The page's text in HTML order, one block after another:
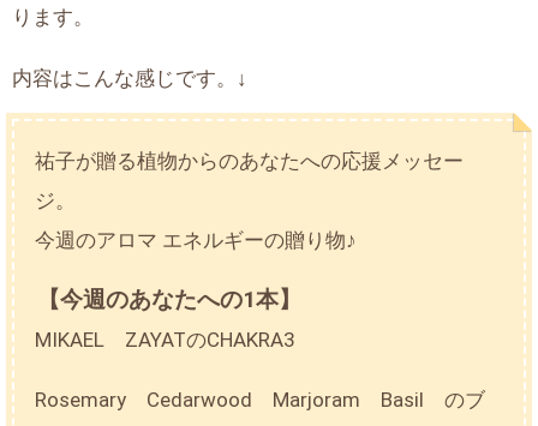
ります。
内容はこんな感じです。↓
祐子が贈る植物からのあなたへの応援メッセー
ジ。
今週のアロマ エネルギーの贈り物♪
【今週のあなたへの1本】
MIKAEL ZAYATのCHAKRA3
Rosemary Cedarwood Marjoram Basil のブ